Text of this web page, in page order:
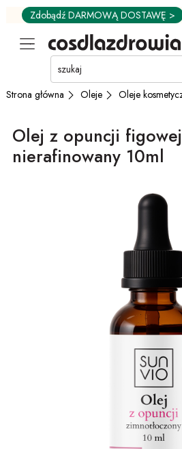
Przejdź
GŁÓWNEJ
ZAWARTOŚCI
MENU
UŻYTKOWNIKA
WYSZUKIWARKI
Zdobądź DARMOWĄ DOSTAWĘ >
Strona główna Oleje Oleje
Olej z opuncji figowej
nierafinowany 10ml